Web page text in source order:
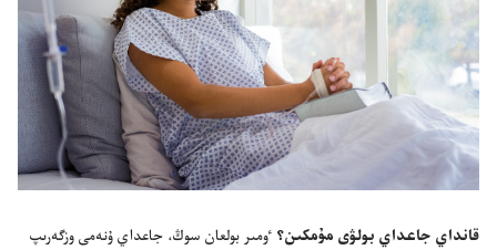
قانداي جاعداي بولۋى مۇ‌مكىن؟‏ ٶمىر بولعان سوڭ،‏ جاعداي ۇ‌نە‌مى وزگە‌رىپ